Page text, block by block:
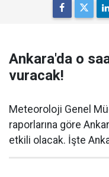
Ankara'da o
vuracak!
Meteoroloji Genel
raporlarına göre
etkili olacak. İşte